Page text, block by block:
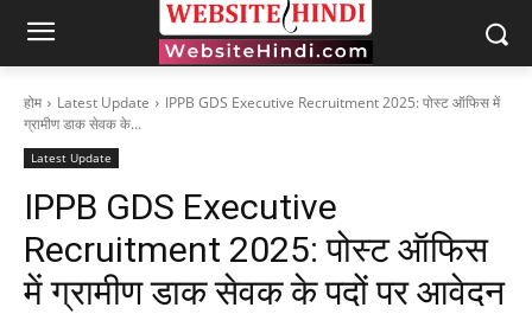
होम Latest Update
IPPB GDS Executive Recruitment 2025: पोस्ट ऑफिस में
ग्रामीण डाक सेवक के...
Latest Update
IPPB GDS Executive
Recruitment 2025: पोस्ट ऑफिस
में ग्रामीण डाक सेवक के पदों पर आवेदन